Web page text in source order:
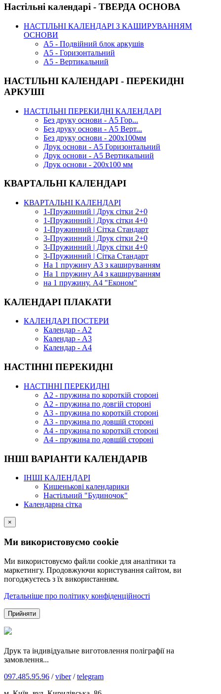
Настільні календарі - ТВЕРДА ОСНОВА
НАСТІЛЬНІ КАЛЕНДАРІ З КАШИРУВАННЯМ
ОСНОВИ
А5 - Подвійний блок аркушів
А5 - Горизонтальний
А5 - Вертикальний
НАСТІЛЬНІ КАЛЕНДАРІ - ПЕРЕКИДНІ
АРКУШІ
НАСТІЛЬНІ ПЕРЕКИДНІ КАЛЕНДАРІ
Без друку основи - А5 Гор...
Без друку основи - А5 Верт...
Без друку основи - 200х100мм
Друк основи - А5 Горизонтальний
Друк основи - А5 Вертикальний
Друк основи - 200х100 мм
КВАРТАЛЬНІ КАЛЕНДАРІ
КВАРТАЛЬНІ КАЛЕНДАРІ
1-Пружинний | Друк сітки 2+0
1-Пружинний | Друк сітки 4+0
1-Пружинний | Сітка Стандарт
3-Пружинний | Друк сітки 2+0
3-Пружинний | Друк сітки 4+0
3-Пружинний | Сітка Стандарт
На 1 пружину А3 з кашируванням
На 1 пружину А4 з кашируванням
на 1 пружину. А4 "Економ"
КАЛЕНДАРІ ПЛАКАТИ
КАЛЕНДАРІ ПОСТЕРИ
Календар - А2
Календар - А3
Календар - А4
НАСТІННІ ПЕРЕКИДНІ
НАСТІННІ ПЕРЕКИДНІ
А2 - пружина по короткій стороні
А2 - пружина по довгій стороні
А3 - пружина по короткій стороні
А3 - пружина по довшій стороні
А4 - пружина по короткій стороні
А4 - пружина по довшій стороні
ІНШІ ВАРІАНТИ КАЛЕНДАРІВ
ІНШІ КАЛЕНДАРІ
Кишенькові календарики
Настільний "Будиночок"
Календарна сітка
×
Ми використовуємо cookie
Ми використовуємо файли cookie для аналітики та
маркетингу. Продовжуючи користування сайтом, ви
погоджуєтесь з їх використанням.
Детальніше про політику конфіденційності
Прийняти
Друк та індивідуальне виготовлення поліграфії на
замовлення...
097.485.95.96 /viber/telegram